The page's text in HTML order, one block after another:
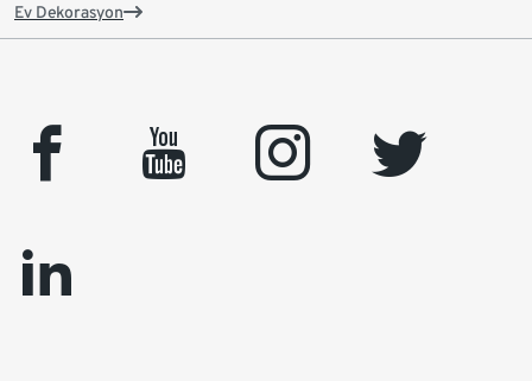
Ev Dekorasyon
facebook youtube instagram
twitter
linkedin